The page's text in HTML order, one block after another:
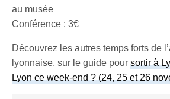
au musée
Conférence : 3€
Découvrez les autres temps forts de
lyonnaise, sur le guide poursortir à
Lyon ce week-end ? (24, 25 et 26